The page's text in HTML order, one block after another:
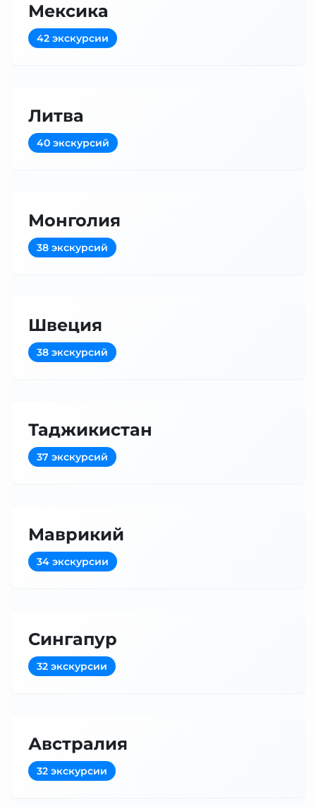
Мексика
42 экскурсии
Литва
40 экскурсий
Монголия
38 экскурсий
Швеция
38 экскурсий
Таджикистан
37 экскурсий
Маврикий
34 экскурсии
Сингапур
32 экскурсии
Австралия
32 экскурсии